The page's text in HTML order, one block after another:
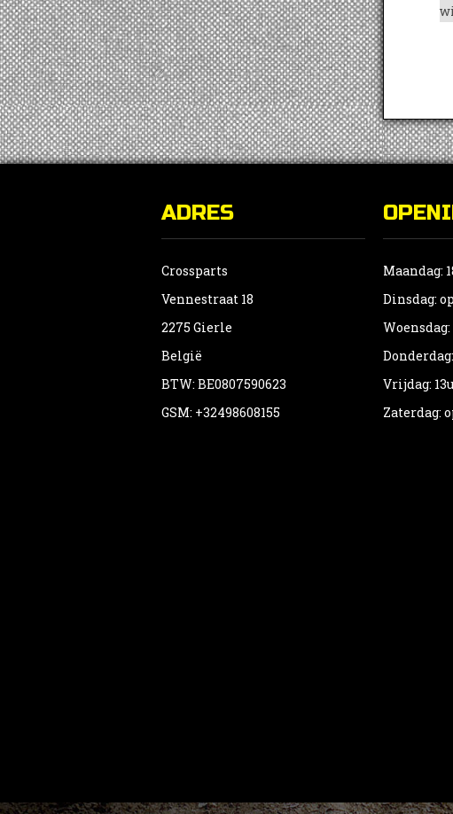
ADRES
Crossparts
Vennestraat 18
2275 Gierle
België
BTW: BE0807590623
GSM: +32498608155
Maandag:
Dinsdag:
Woensdag:
Vrijdag:
Zaterdag: